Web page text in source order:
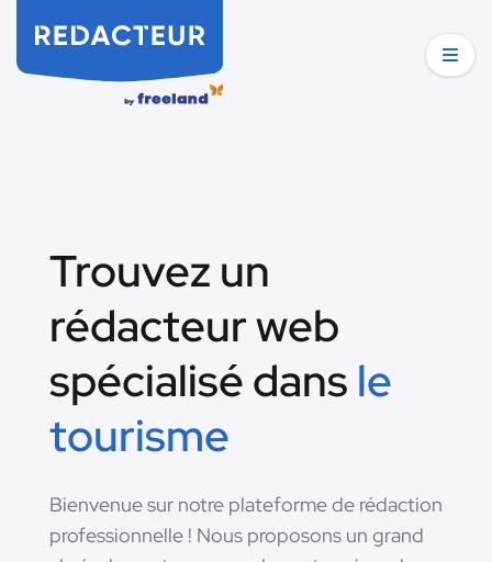
Trouvez un
rédacteur web
spécialisé dans le
tourisme
Bienvenue sur notre plateforme de rédaction
professionnelle ! Nous proposons un grand